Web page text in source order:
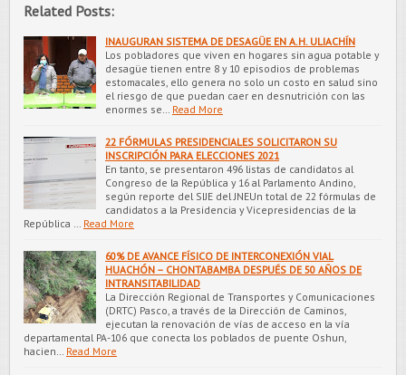
Related Posts:
INAUGURAN SISTEMA DE DESAGÜE EN A.H. ULIACHÍN
Los pobladores que viven en hogares sin agua potable y
desagüe tienen entre 8 y 10 episodios de problemas
estomacales, ello genera no solo un costo en salud sino
el riesgo de que puedan caer en desnutrición con las
enormes se…
Read More
22 FÓRMULAS PRESIDENCIALES SOLICITARON SU
INSCRIPCIÓN PARA ELECCIONES 2021
En tanto, se presentaron 496 listas de candidatos al
Congreso de la República y 16 al Parlamento Andino,
según reporte del SIJE del JNEUn total de 22 fórmulas de
candidatos a la Presidencia y Vicepresidencias de la
República …
Read More
60% DE AVANCE FÍSICO DE INTERCONEXIÓN VIAL
HUACHÓN – CHONTABAMBA DESPUÉS DE 50 AÑOS DE
INTRANSITABILIDAD
La Dirección Regional de Transportes y Comunicaciones
(DRTC) Pasco, a través de la Dirección de Caminos,
ejecutan la renovación de vías de acceso en la vía
departamental PA-106 que conecta los poblados de puente Oshun,
hacien…
Read More